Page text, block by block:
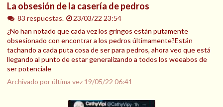
La obsesión de la casería de pedros
83 respuestas.
23/03/22 23:54
¿No han notado que cada vez los gringos están putamente
obsesionado con encontrar a los pedros últimamente?Están
tachando a cada puta cosa de ser para pedros, ahora veo que está
llegando al punto de estar generalizando a todos los weeabos de
ser potenciale
Archivado por última vez 19/05/22 06:41